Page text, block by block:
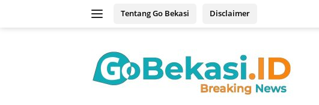
Tentang Go Bekasi Disclaimer